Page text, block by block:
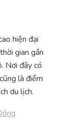
hiện đại
gian gần
Nơi đây có
là điểm
du lịch.